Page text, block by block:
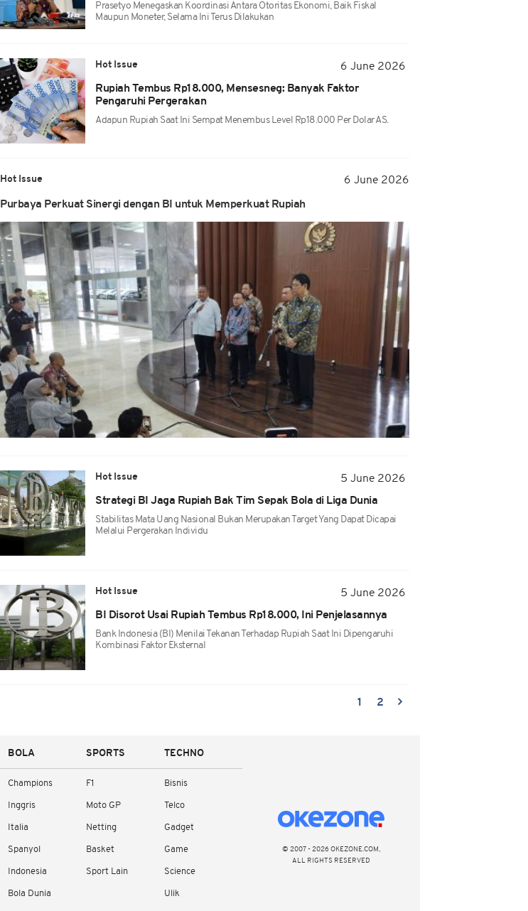
Prasetyo Menegaskan Koordinasi Antara Otoritas Ekonomi, Baik Fiskal
Maupun Moneter, Selama Ini Terus Dilakukan
Hot Issue
6 June 2026
Rupiah Tembus Rp18.000, Mensesneg: Banyak Faktor
Pengaruhi Pergerakan
Adapun Rupiah Saat Ini Sempat Menembus Level Rp18.000 Per Dolar AS.
Hot Issue 6 June 2026
Purbaya Perkuat Sinergi dengan BI untuk Memperkuat Rupiah
Hot Issue
5 June 2026
Strategi BI Jaga Rupiah Bak Tim Sepak Bola di Liga Dunia
Stabilitas Mata Uang Nasional Bukan Merupakan Target Yang Dapat Dicapai
Melalui Pergerakan Individu
Hot Issue
5 June 2026
BI Disorot Usai Rupiah Tembus Rp18.000, Ini Penjelasannya
Bank Indonesia (BI) Menilai Tekanan Terhadap Rupiah Saat Ini Dipengaruhi
Kombinasi Faktor Eksternal
1 2
BOLA
Champions
Inggris
Italia
Spanyol
Indonesia
Bola Dunia
SPORTS
F1
Moto GP
Netting
Basket
Sport Lain
TECHNO
Bisnis
Telco
Gadget
Game
Science
Ulik
© 2007 - 2026 OKEZONE.COM,
ALL RIGHTS RESERVED